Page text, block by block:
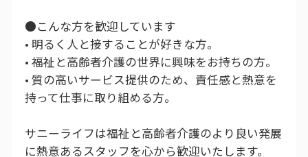
●こんな方を歓迎しています
• 明るく人と接することが好きな方。
• 福祉と高齢者介護の世界に興味をお持ちの方。
• 質の高いサービス提供のため、責任感と熱意を
持って仕事に取り組める方。
サニーライフは福祉と高齢者介護のより良い発展
に熱意あるスタッフを心から歓迎いたします。